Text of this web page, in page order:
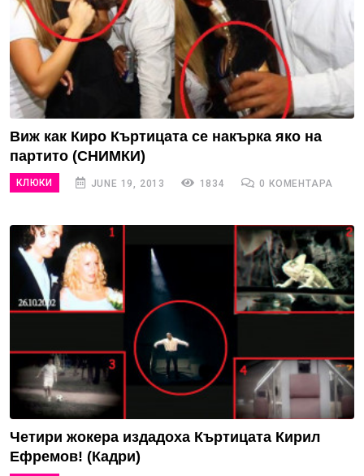
Виж как Киро Къртицата се накърка яко на
партито (СНИМКИ)
КЛЮКИ JUNE 19, 2013 1834 0 КОМЕНТАРА
Четири жокера издадоха Къртицата Кирил
Ефремов! (Кадри)